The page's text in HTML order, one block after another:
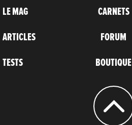
LE MAG
ARTICLES
TESTS
CARNETS
FORUM
BOUTIQUE